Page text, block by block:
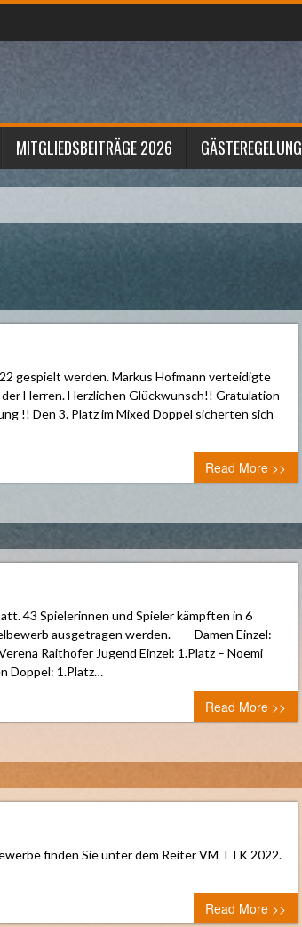
MITGLIEDSBEITRÄGE 2026 GÄSTEREGELUNG
gespielt werden. Markus Hofmann verteidigte
Herren. Herzlichen Glückwunsch!! Gratulation
!! Den 3. Platz im Mixed Doppel sicherten sich
Read More >>
43 Spielerinnen und Spieler kämpften in 6
ausgetragen werden. Damen Einzel:
Raithofer Jugend Einzel: 1.Platz – Noemi
Doppel: 1.Platz…
Read More >>
finden Sie unter dem Reiter VM TTK 2022.
Read More >>